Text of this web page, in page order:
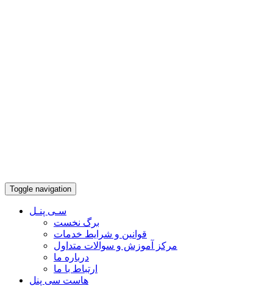
Toggle navigation
سـی پنـل
برگ نخست
قوانین و شرایط خدمات
مرکز آموزش و سوالات متداول
درباره ما
ارتباط با ما
هاست سی پنل